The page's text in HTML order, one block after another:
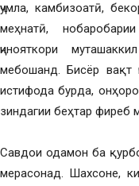
ҷумла, камбизоатӣ,
меҳнатӣ,
ҷинояткори
мебошанд. Бисёр вақт
истифода бурда,
зиндагии беҳтар фиреб
Савдои одамон ба
мерасонад. Шахсоне,